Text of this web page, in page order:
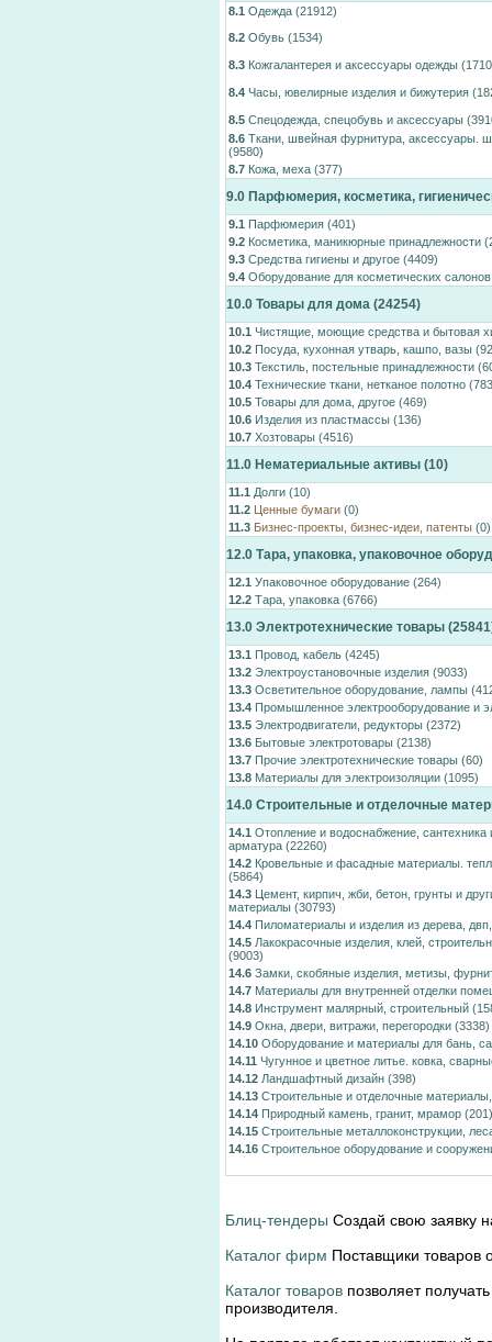
8.1 Одежда (21912)
8.2 Обувь (1534)
8.3 Кожгалантерея и аксессуары одежды
8.4 Часы, ювелирные изделия и бижутерия
8.5 Спецодежда, спецобувь и аксессуары
8.6 Ткани, швейная фурнитура, аксессуары.
(9580)
8.7 Кожа, меха (377)
9.0 Парфюмерия, косметика,
9.1 Парфюмерия (401)
9.2 Косметика, маникюрные принадлежности
9.3 Средства гигиены и другое (4409)
9.4 Оборудование для косметических
10.0 Товары для дома (24254)
10.1 Чистящие, моющие средства и бытовая
10.2 Посуда, кухонная утварь, кашпо, вазы
10.3 Текстиль, постельные принадлежности
10.4 Технические ткани, нетканое полотно
10.5 Товары для дома, другое (469)
10.6 Изделия из пластмассы (136)
10.7 Хозтовары (4516)
11.0 Нематериальные активы (10)
11.1 Долги (10)
11.2 Ценные бумаги (0)
11.3 Бизнес-проекты, бизнес-идеи, патенты (0)
12.0 Тара, упаковка, упаковочное
12.1 Упаковочное оборудование (264)
12.2 Тара, упаковка (6766)
13.0 Электротехнические товары
13.1 Провод, кабель (4245)
13.2 Электроустановочные изделия (9033)
13.3 Осветительное оборудование, лампы
13.4 Промышленное электрооборудование и
13.5 Электродвигатели, редукторы (2372)
13.6 Бытовые электротовары (2138)
13.7 Прочие электротехнические товары (60)
13.8 Материалы для электроизоляции (1095)
14.0 Строительные и отделочные
14.1 Отопление и водоснабжение, сантехника
арматура (22260)
14.2 Кровельные и фасадные материалы.
(5864)
14.3 Цемент, кирпич, жби, бетон, грунты и
материалы (30793)
14.4 Пиломатериалы и изделия из дерева,
14.5 Лакокрасочные изделия, клей,
(9003)
14.6 Замки, скобяные изделия, метизы,
14.7 Материалы для внутренней отделки
14.8 Инструмент малярный, строительный
14.9 Окна, двери, витражи, перегородки (3338)
14.10 Оборудование и материалы для бань,
14.11 Чугунное и цветное литье. ковка,
14.12 Ландшафтный дизайн (398)
14.13 Строительные и отделочные материалы,
14.14 Природный камень, гранит, мрамор (201)
14.15 Строительные металлоконструкции,
14.16 Строительное оборудование и
Блиц-тендеры Создай свою заявку
Каталог фирм Поставщики товаров
Каталог товаров позволяет
производителя.